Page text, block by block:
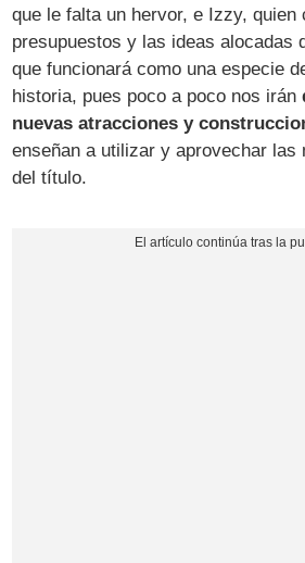
que le falta un hervor, e Izzy, quien
presupuestos y las ideas alocadas
que funcionará como una especie
historia, pues poco a poco nos irán
nuevas atracciones y
enseñan a utilizar y aprovechar las
del título.